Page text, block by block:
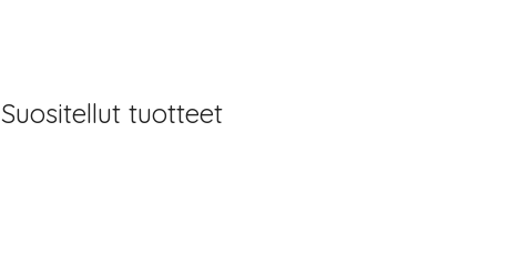
Suositellut tuotteet